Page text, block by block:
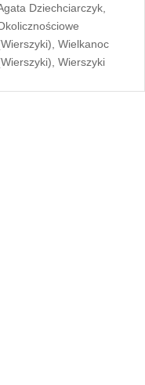
Dziechciarczyk
Wielkanoc
Wierszyki